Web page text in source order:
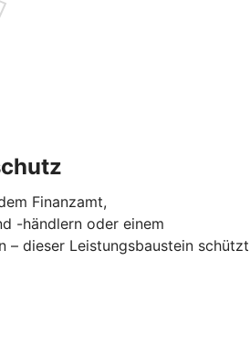
Finanzamt,
-händlern oder einem
– dieser Leistungsbaustein schützt